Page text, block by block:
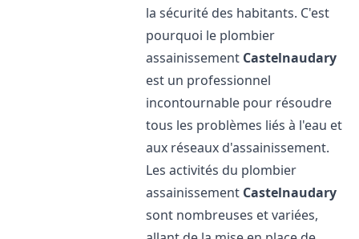
la sécurité des habitants. C'est
pourquoi le plombier
assainissement Castelnaudary
est un professionnel
incontournable pour résoudre
tous les problèmes liés à l'eau et
aux réseaux d'assainissement.
Les activités du plombier
assainissement Castelnaudary
sont nombreuses et variées,